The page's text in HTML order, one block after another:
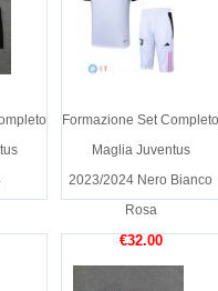
Formazione Set Completo
Maglia Juventus
2023/2024 Nero Bianco
Rosa
€32.00